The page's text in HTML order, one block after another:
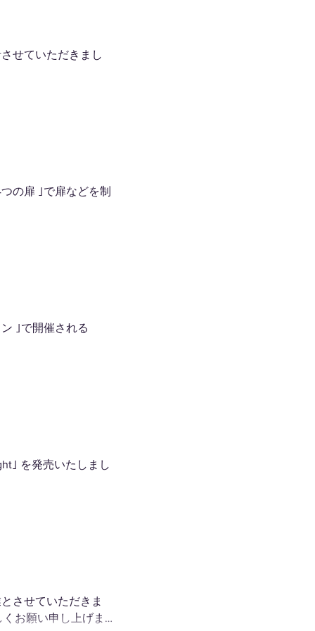
の扉 ｣で扉などを制
｣で開催される
｣ を発売いたしまし
させていただきま
お願い申し上げま